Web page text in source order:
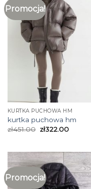
Promocja!
KURTKA PUCHOWA HM
kurtka puchowa hm
zł451.00 zł322.00
Promocja!